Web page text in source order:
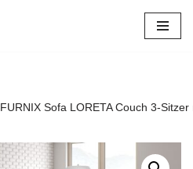
FURNIX Sofa LORETA Couch 3-